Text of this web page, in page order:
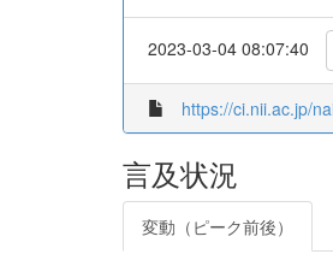
2023-03-04 08:07:40
https://ci.nii.ac.jp/
言及状況
変動（ピーク前後）